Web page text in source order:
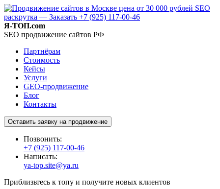
Я-ТОП.com
SEO продвижение сайтов РФ
Партнёрам
Стоимость
Кейсы
Услуги
GEO-продвижение
Блог
Контакты
Оставить заявку на продвижение
Позвонить:
+7 (925) 117-00-46
Написать:
ya-top.site@ya.ru
Приблизьтесь к топу и получите новых клиентов